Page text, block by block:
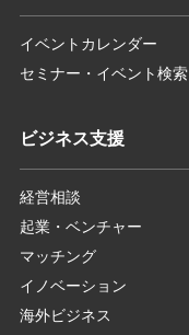
イベントカレンダー
セミナー・イベント検索
ビジネス支援
経営相談
起業・ベンチャー
マッチング
イノベーション
海外ビジネス